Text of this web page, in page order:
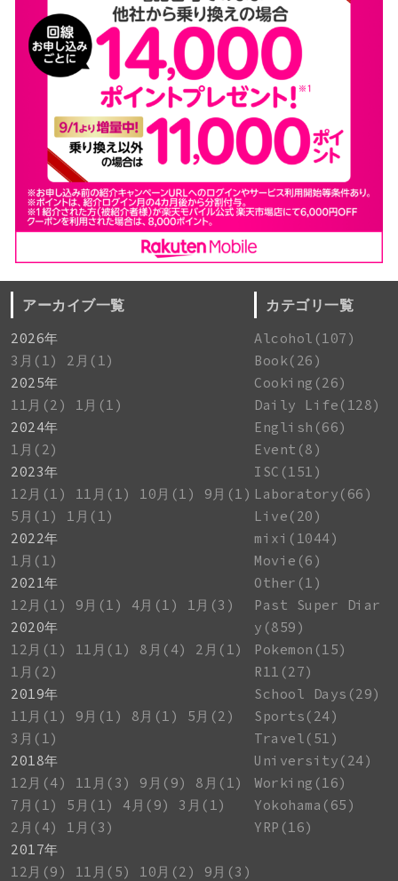
アーカイブ一覧
2026年
3月(1)
2月(1)
2025年
11月(2)
1月(1)
2024年
1月(2)
2023年
12月(1)
11月(1) 10月(1)
9月(1)
5月(1)
1月(1)
2022年
1月(1)
2021年
12月(1)
9月(1) 4月(1)
1月(3)
2020年
12月(1)
11月(1) 8月(4)
2月(1)
1月(2)
2019年
11月(1)
9月(1) 8月(1)
5月(2)
3月(1)
2018年
12月(4)
11月(3) 9月(9)
8月(1)
7月(1)
5月(1) 4月(9)
3月(1)
2月(4)
1月(3)
2017年
12月(9)
11月(5) 10月(2)
9月(3)
カテゴリ一覧
Alcohol(107)
Book(26)
Cooking(26)
Daily Life(128)
English(66)
Event(8)
ISC(151)
Laboratory(66)
Live(20)
mixi(1044)
Movie(6)
Other(1)
Past Super Diar
y(859)
Pokemon(15)
R11(27)
School Days(29)
Sports(24)
Travel(51)
University(24)
Working(16)
Yokohama(65)
YRP(16)